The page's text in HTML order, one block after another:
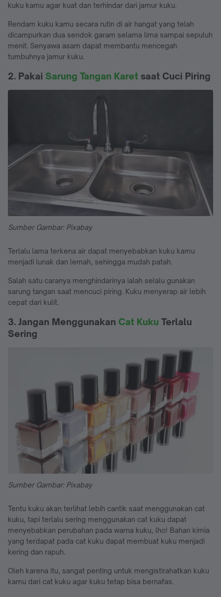
kuku kamu agar kuat dan terhindar dari jamur kuku.
Rendam kuku kamu secara rutin di air hangat yang telah
dicampurkan dua sendok garam selama lima sampai sepuluh
menit. Senyawa asam dapat membantu mencegah
tumbuhnya jamur kuku.
2. Pakai Sarung Tangan Karet saat Cuci Piring
Sumber Gambar: Pixabay
Terlalu lama terkena air dapat menyebabkan kuku kamu
menjadi lunak dan lemah, sehingga mudah patah.
Salah satu caranya menghindarinya ialah selalu gunakan
sarung tangan saat mencuci piring. Kuku menyerap air lebih
cepat dari kulit.
3. Jangan Menggunakan Cat Kuku Terlalu
Sering
Sumber Gambar: Pixabay
Tentu kuku akan terlihat lebih cantik saat menggunakan cat
kuku, tapi terlalu sering menggunakan cat kuku dapat
menyebabkan perubahan pada warna kuku, lho! Bahan kimia
yang terdapat pada cat kuku dapat membuat kuku menjadi
kering dan rapuh.
Oleh karena itu, sangat penting untuk mengistirahatkan kuku
kamu dari cat kuku agar kuku tetap bisa bernafas.